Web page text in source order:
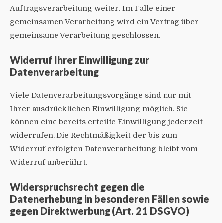
Auftragsverarbeitung weiter. Im Falle einer
gemeinsamen Verarbeitung wird ein Vertrag über
gemeinsame Verarbeitung geschlossen.
Widerruf Ihrer Einwilligung zur
Datenverarbeitung
Viele Datenverarbeitungsvorgänge sind nur mit
Ihrer ausdrücklichen Einwilligung möglich. Sie
können eine bereits erteilte Einwilligung jederzeit
widerrufen. Die Rechtmäßigkeit der bis zum
Widerruf erfolgten Datenverarbeitung bleibt vom
Widerruf unberührt.
Widerspruchsrecht gegen die
Datenerhebung in besonderen Fällen sowie
gegen Direktwerbung (Art. 21 DSGVO)